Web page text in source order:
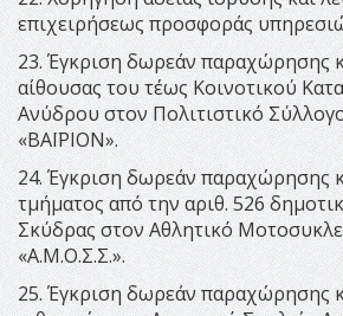
επιχειρήσεως προσφοράς
23. Έγκριση δωρεάν παραχώρησης
αίθουσας του τέως Κοινοτικού
Ανύδρου στον Πολιτιστικό
«ΒΑΪΡΙΟΝ».
24. Έγκριση δωρεάν παραχώρησης
τμήματος από την αριθ. 526
Σκύδρας στον Αθλητικό
«Α.Μ.Ο.Σ.Σ.».
25. Έγκριση δωρεάν παραχώρησης